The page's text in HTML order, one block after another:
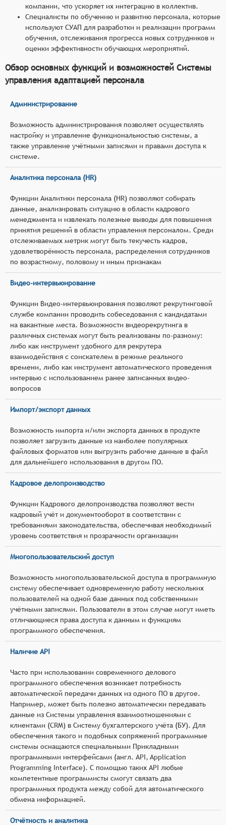
компании, что ускоряет их интеграцию в коллектив.
Специалисты по обучению и развитию персонала, которые
используют СУАП для разработки и реализации программ
обучения, отслеживания прогресса новых сотрудников и
оценки эффективности обучающих мероприятий.
Обзор основных функций и возможностей Системы
управления адаптацией персонала
Администрирование
Возможность администрирования позволяет осуществлять
настройку и управление функциональностью системы, а
также управление учётными записями и правами доступа к
системе.
Аналитика персонала (HR)
Функции Аналитики персонала (HR) позволяют собирать
данные, анализировать ситуацию в области кадрового
менеджмента и извлекать полезные выводы для повышения
принятия решений в области управления персоналом. Среди
отслеживаемых метрик могут быть текучесть кадров,
удовлетворённость персонала, распределения сотрудников
по возрастному, половому и иным признакам
Видео-интервьюирование
Функции Видео-интервьюирования позволяют рекрутинговой
службе компании проводить собеседования с кандидатами
на вакантные места. Возможности видеорекрутинга в
различных системах могут быть реализованы по-разному:
либо как инструмент удобного для рекрутера
взаимодействия с соискателем в режиме реального
времени, либо как инструмент автоматического проведения
интервью с использованием ранее записанных видео-
вопросов
Импорт/экспорт данных
Возможность импорта и/или экспорта данных в продукте
позволяет загрузить данные из наиболее популярных
файловых форматов или выгрузить рабочие данные в файл
для дальнейшего использования в другом ПО.
Кадровое делопроизводство
Функции Кадрового делопроизводства позволяют вести
кадровый учёт и документооборот в соответствии с
требованиями законодательства, обеспечивая необходимый
уровень соответствия и прозрачности организации
Многопользовательский доступ
Возможность многопользовательской доступа в программную
систему обеспечивает одновременную работу нескольких
пользователей на одной базе данных под собственными
учётными записями. Пользователи в этом случае могут иметь
отличающиеся права доступа к данным и функциям
программного обеспечения.
Наличие API
Часто при использовании современного делового
программного обеспечения возникает потребность
автоматической передачи данных из одного ПО в другое.
Например, может быть полезно автоматически передавать
данные из Системы управления взаимоотношениями с
клиентами (CRM) в Систему бухгалтерского учёта (БУ). Для
обеспечения такого и подобных сопряжений программные
системы оснащаются специальными Прикладными
программными интерфейсами (англ. API, Application
Programming Interface). С помощью таких API любые
компетентные программисты смогут связать два
программных продукта между собой для автоматического
обмена информацией.
Отчётность и аналитика